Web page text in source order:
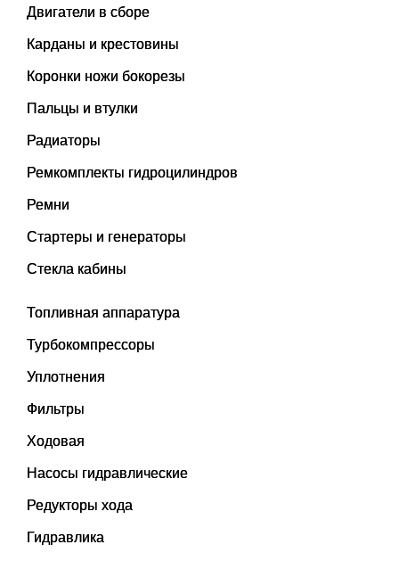
Двигатели в сборе
Карданы и крестовины
Коронки ножи бокорезы
Пальцы и втулки
Радиаторы
Ремкомплекты гидроцилиндров
Ремни
Стартеры и генераторы
Стекла кабины
Топливная аппаратура
Турбокомпрессоры
Уплотнения
Фильтры
Ходовая
Насосы гидравлические
Редукторы хода
Гидравлика